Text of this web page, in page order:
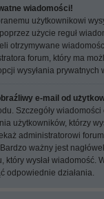
wiadomości!
użytkownikowi
użycie reguł
otrzymywane
forum, który ma
wysyłania prywatnych
e-mail od
Szczegóły
użytkowników, którzy
administratorowi
ważny jest
który wysłał wiadomość.
odpowiednie działania.